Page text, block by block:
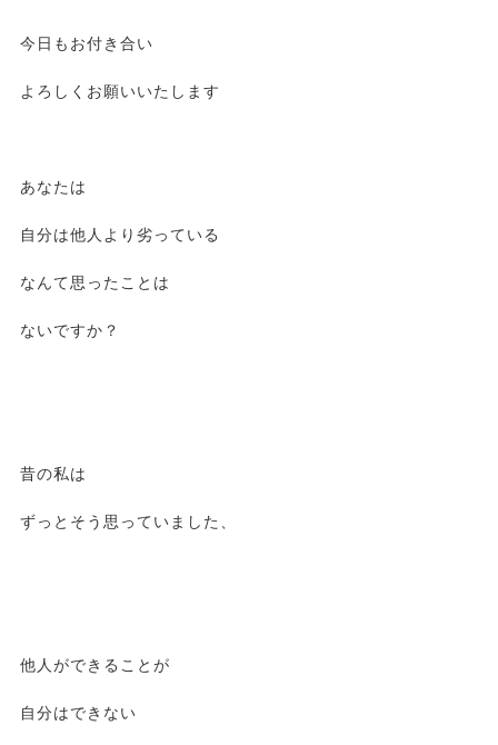
今日もお付き合い
よろしくお願いいたします
あなたは
自分は他人より劣っている
なんて思ったことは
ないですか？
昔の私は
ずっとそう思っていました、
他人ができることが
自分はできない